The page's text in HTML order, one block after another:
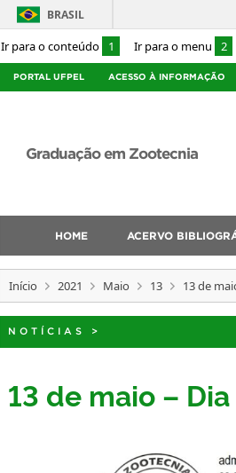
Ir para o conteúdo 1 Ir para o menu 2
BRASIL
PORTAL UFPEL ACESSO À INFORMAÇÃO
Graduação em Zootecnia
HOME ACERVO
Início 2021 Maio 13 13 de
NOTÍCIAS >
13 de maio –